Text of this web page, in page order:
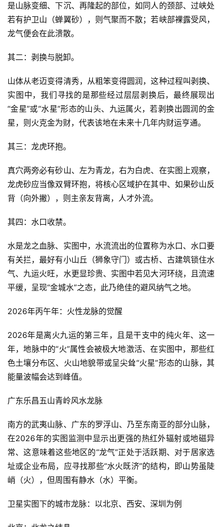
是山脉变细、下沉、再隆起的部位，如同人的颈部、过峡处
若有护卫山（蝉翼砂），则气聚而不散；若峡部裸露受风，
龙气便会在此溃散。
其二：剥换与脱卸。
山体从老迈变得清秀，从粗笨变得圆润，这种过程叫剥换、
实图中，我们寻找的是那些经过层层剥换后，最终展现出
“金星”或“水星”形态的山头、九运属火，若剥换出圆润的金
星，则火克金为财，代表该地在未来十几年内财运亨通。
其三：龙虎环抱。
真穴两旁必有砂山、左为青龙，右为白虎、在实图上观察，
龙虎砂应当像双臂环抱，将核心区域护在其中、如果砂山反
背（向外撇），则主亲友背离，人才外流。
其四：水口收禁。
水是龙之血脉、实图中，水流流出的位置称为水口、水口要
有关拦，最好有小山丘（狮象守门）或古桥、古建筑锁住水
气、九运火旺，水更显珍贵、实图中若见大河环绕，且流速
平缓，呈现“金城水”之态，此乃绝佳的避风纳气之地。
2026年丙午年：火性龙脉的觉醒
2026年是离火九运的第三年，且是干支中的纯火年、这一
年，地脉中的“火”属性会被极大地激活、在实图中，那些红
色土壤分布区、火山地貌带或呈尖耸“火星”形态的山脉，其
能量波幅会达到峰值。
广东乐昌五山青岭风水龙脉
南方的武夷山脉、广东的罗浮山、乃至东南亚的部分山脉，
在2026年的实图监测中显示出更强的热红外辐射或地磁异
常、这意味着这些地区的“龙气”正处于活跃期、对于居家选
址或企业布局，应寻找那些“水火既济”的结构，即山势虽陡
峭（火），但周围有静水（水）平衡。
卫星实图下的城市龙脉：以北京、西安、深圳为例